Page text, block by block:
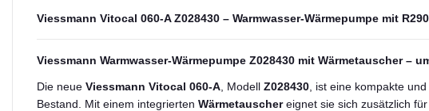
Viessmann Vitocal 060-A Z028430 – Warmwasser-Wärmepumpe mit
Viessmann Warmwasser-Wärmepumpe Z028430 mit Wärmetauscher –
Die neue Viessmann Vitocal 060-A , Modell Z028430 , ist eine kompakte
Bestand. Mit einem integrierten Wärmetauschereignet sie sich zusätzlich